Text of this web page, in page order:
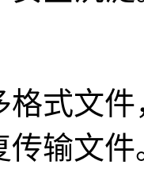
文件
传输文件